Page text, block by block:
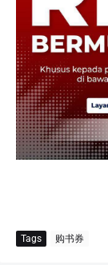
Tags 购书券